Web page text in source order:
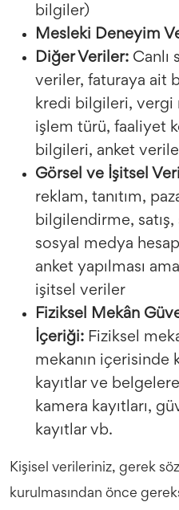
bilgiler)
Mesleki Deneyim
Diğer Veriler: Canlı
veriler, faturaya ait
kredi bilgileri, vergi
işlem türü, faaliyet
bilgileri, anket
Görsel ve İşitsel
reklam, tanıtım,
bilgilendirme, satış,
sosyal medya
anket yapılması
işitsel veriler
Fiziksel Mekân
İçeriği: Fiziksel
mekanın içerisinde
kayıtlar ve
kamera kayıtları,
kayıtlar vb.
Kişisel verileriniz, gerek
kurulmasından önce